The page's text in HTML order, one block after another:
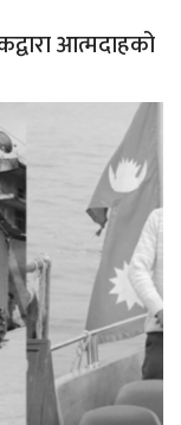
आत्मदाहको